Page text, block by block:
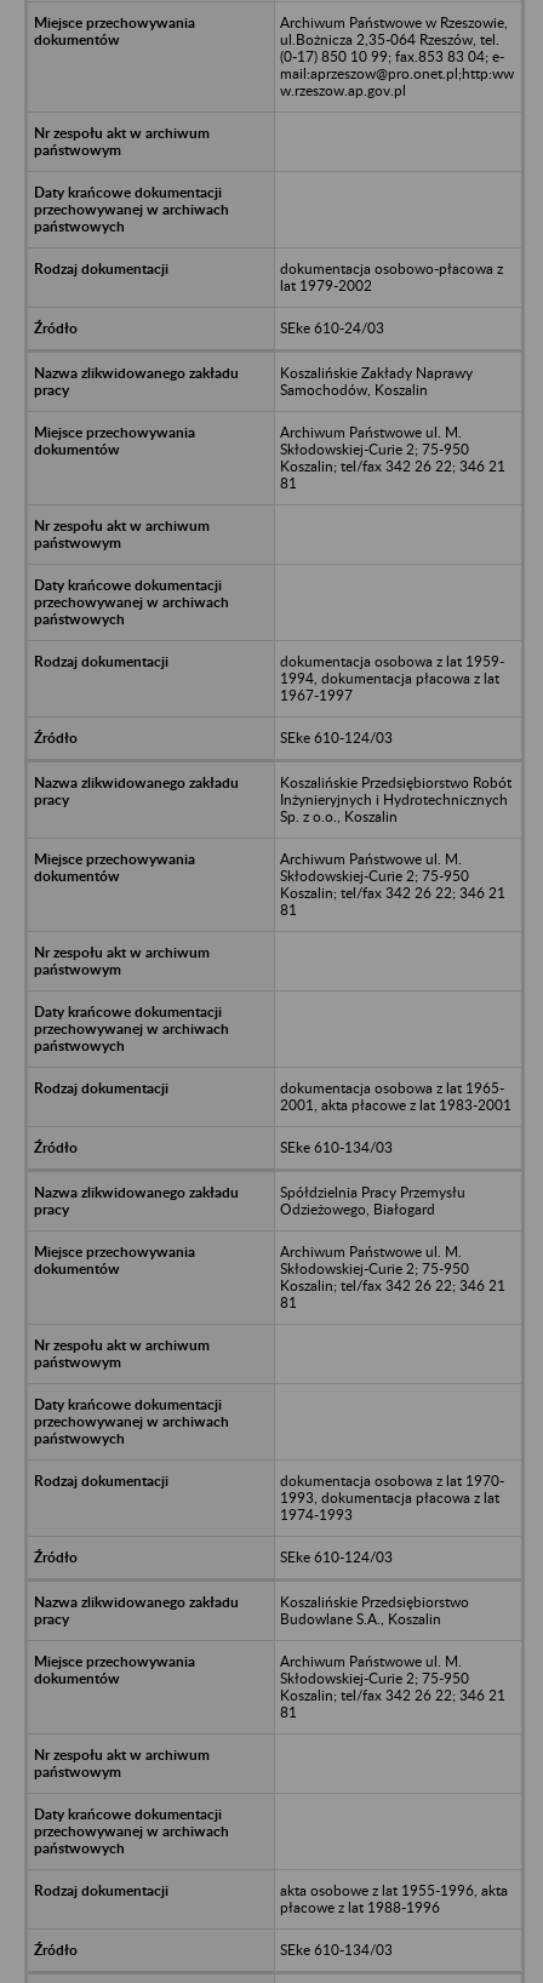
Archiwum Państwowe w Rzeszowie,
ul.Bożnicza 2,35-064 Rzeszów, tel.
(0-17) 850 10 99; fax.853 83 04; e-
mail:aprzeszow@pro.onet.pl;http:ww
w.rzeszow.ap.gov.pl
dokumentacja osobowo-płacowa z
lat 1979-2002
SEke 610-24/03
Koszalińskie Zakłady Naprawy
Samochodów, Koszalin
Archiwum Państwowe ul. M.
Skłodowskiej-Curie 2; 75-950
Koszalin; tel/fax 342 26 22; 346 21
81
dokumentacja osobowa z lat 1959-
1994, dokumentacja płacowa z lat
1967-1997
SEke 610-124/03
Koszalińskie Przedsiębiorstwo Robót
Inżynieryjnych i Hydrotechnicznych
Sp. z o.o., Koszalin
Archiwum Państwowe ul. M.
Skłodowskiej-Curie 2; 75-950
Koszalin; tel/fax 342 26 22; 346 21
81
dokumentacja osobowa z lat 1965-
2001, akta płacowe z lat 1983-2001
SEke 610-134/03
Spółdzielnia Pracy Przemysłu
Odzieżowego, Białogard
Archiwum Państwowe ul. M.
Skłodowskiej-Curie 2; 75-950
Koszalin; tel/fax 342 26 22; 346 21
81
dokumentacja osobowa z lat 1970-
1993, dokumentacja płacowa z lat
1974-1993
SEke 610-124/03
Koszalińskie Przedsiębiorstwo
Budowlane S.A., Koszalin
Archiwum Państwowe ul. M.
Skłodowskiej-Curie 2; 75-950
Koszalin; tel/fax 342 26 22; 346 21
81
akta osobowe z lat 1955-1996, akta
płacowe z lat 1988-1996
SEke 610-134/03